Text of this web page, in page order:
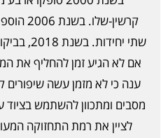
קרשין-
שתי
אם לא הגיע זמן להחליף את
ענה כי לא מזמן עשה
מסבים ומתכוון להשתמש בציוד
לציין את רמת התחזוקה